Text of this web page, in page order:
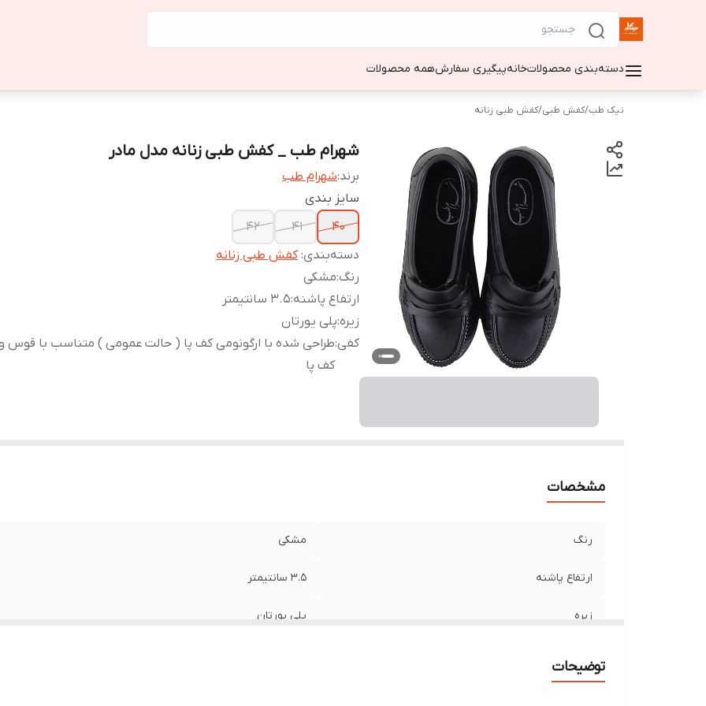
دسته‌بندی محصولاتخانهپیگیری سفارشهمه محصولات
نیک طب/کفش طبی/کفش طبی زنانه
شهرام طب _ کفش طبی زنانه مدل مادر
برند:شهرام طب
سایز بندی
40
41
42
دسته‌بندی:کفش طبی زنانه
رنگ:مشکی
ارتفاع پاشنه:3.5 سانتیمتر
زیره:پلی یورتان
کفی:طراحی شده با ارگونومی کف پا ( حالت عمومی ) متناسب با قوس
کف پا
مشخصات
رنگ مشکی
ارتفاع پاشنه 3.5 سانتیمتر
زیره پلی یورتان
توضیحات